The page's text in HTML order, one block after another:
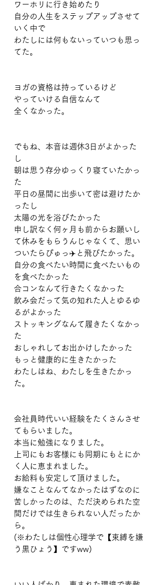
ワーホリに行き始めたり
自分の人生をステップアップさせて
いく中で
わたしには何もないっていつも思っ
てた。
ヨガの資格は持っているけど
やっていける自信なんて
全くなかった。
でもね、本音は週休3日がよかった
し
朝は思う存分ゆっくり寝ていたかっ
た
平日の昼間に出歩いて密は避けたか
ったし
太陽の光を浴びたかった
申し訳なく何ヶ月も前からお願いし
て休みをもらうんじゃなくて、思い
ついたらぴゅっ✈️と飛びたかった。
自分の食べたい時間に食べたいもの
を食べたかった
合コンなんて行きたくなかった
飲み会だって気の知れた人とゆるゆ
るがよかった
ストッキングなんて履きたくなかっ
た
おしゃれしてお出かけしたかった
もっと健康的に生きたかった
わたしはね、わたしを生きたかっ
た。
会社員時代いい経験をたくさんさせ
てもらいました。
本当に勉強になりました。
上司にもお客様にも同期にもとにか
く人に恵まれました。
お給料も安定して頂けました。
嫌なことなんてなかったはずなのに
苦しかったのは、ただ決められた空
間だけでは生きられない人だったか
ら。
(※わたしは個性心理学で【束縛を嫌
う黒ひょう】ですww)